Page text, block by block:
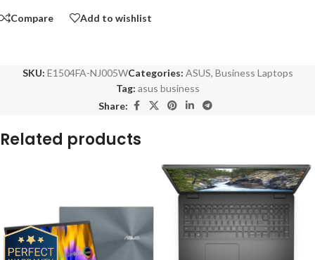
Compare Add to wishlist
SKU: E1504FA-NJ005WCategories: ASUS, Business Laptops
Tag: asus business
Share:
Related products